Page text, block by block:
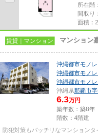
所在階
間取り
面積：
賃貸｜マンション マンショ
沖縄都市モノ
沖縄都市モノ
沖縄都市モノ
沖縄県那覇市
6.3万円
築年数：築8年
階数：4階建
防犯対策もバッチリなマンション